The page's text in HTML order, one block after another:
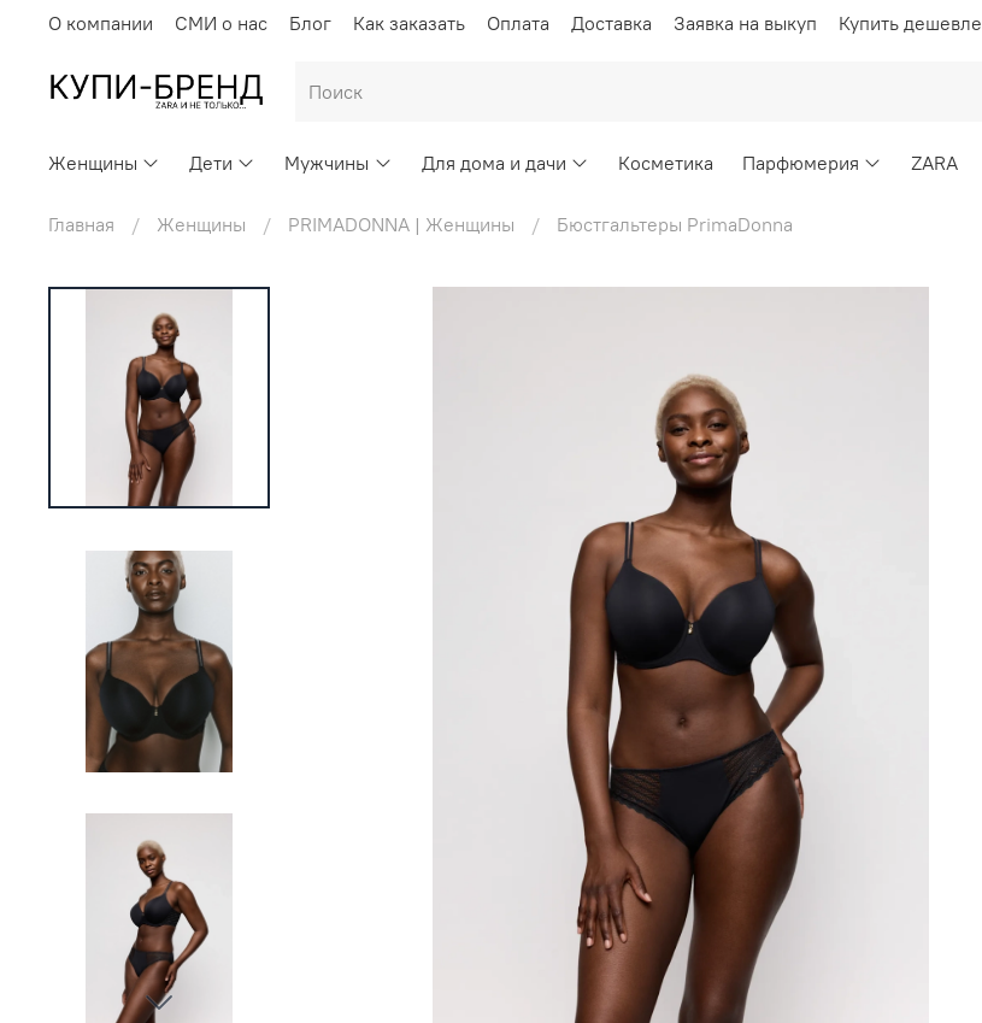
О компании СМИ о нас Блог Как заказать Оплата Доставка Заявка на выкуп Купить дешевле
Женщины Дети Мужчины Для дома и дачи Косметика Парфюмерия ZARA
Главная Женщины PRIMADONNA | Женщины Бюстгальтеры PrimaDonna